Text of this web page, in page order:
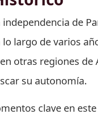
independencia de
lo largo de varios
otras regiones
su autonomía.
clave en